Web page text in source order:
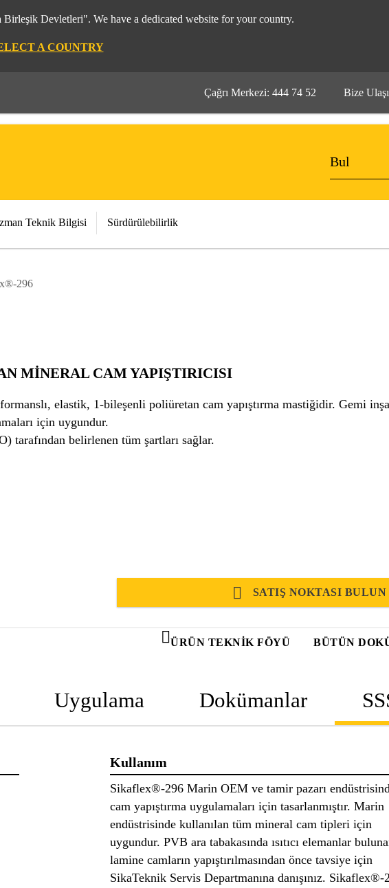
Devletleri". We have a dedicated website for your country.
A COUNTRY
Çağrı Merkezi: 444 74 52 Bize
Teknik Bilgisi Sürdürülebilirlik
296
MİNERAL CAM YAPIŞTIRICISI
elastik, 1-bileşenli poliüretan cam yapıştırma mastiğidir. Gemi
için uygundur.
SATIŞ NOKTASI BULUN
ÜRÜN TEKNIK FÖYÜ BÜTÜN
Uygulama Dokümanlar
Kullanım
Sikaflex®-296 Marin OEM ve tamir pazarı
cam yapıştırma uygulamaları için tasarlanmıştır. Marin
endüstrisinde kullanılan tüm mineral cam tipleri için
uygundur. PVB ara tabakasında ısıtıcı elemanlar
lamine camların yapıştırılmasından önce tavsiye için
SikaTeknik Servis Departmanına danışınız. Sikaflex®-